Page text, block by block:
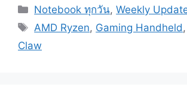
Categories
Notebook ทุกวัน,Weekly
Tags
AMD Ryzen, Gaming Handheld,
Claw